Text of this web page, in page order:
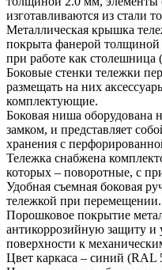
изготавливаются из стали
Металлическая крышка
покрыта фанерой толщиной
при работе как
Боковые стенки тележки
размещать на них
комплектующие.
Боковая ниша оборудована
замком, и представляет
хранения с
Тележка снабжена
которых – поворотные, с
Удобная съемная боковая
тележкой при перемещении.
Порошковое покрытие
антикоррозийную защиту и
поверхности к
Цвет каркаса – синий (RAL